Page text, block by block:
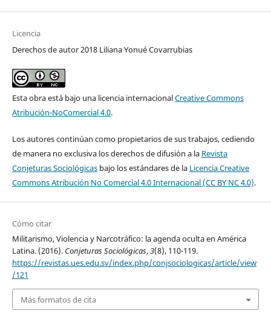
Licencia
Derechos de autor 2018 Liliana Yonué Covarrubias
Esta obra está bajo una licencia internacionalCreative Commons
Atribución-NoComercial 4.0.
Los autores continúan como propietarios de sus trabajos, cediendo
de manera no exclusiva los derechos de difusión a la Revista
Conjeturas Sociológicasbajo los estándares de la Licencia Creative
Commons Atribución No Comercial 4.0 Internacional (CC BY NC 4.0).
Cómo citar
Militarismo, Violencia y Narcotráfico: la agenda oculta en América
Latina. (2016). Conjeturas Sociológicas,3(8), 110-119.
https://revistas.ues.edu.sv/index.php/conjsociologicas/article/view
/121
Más formatos de cita